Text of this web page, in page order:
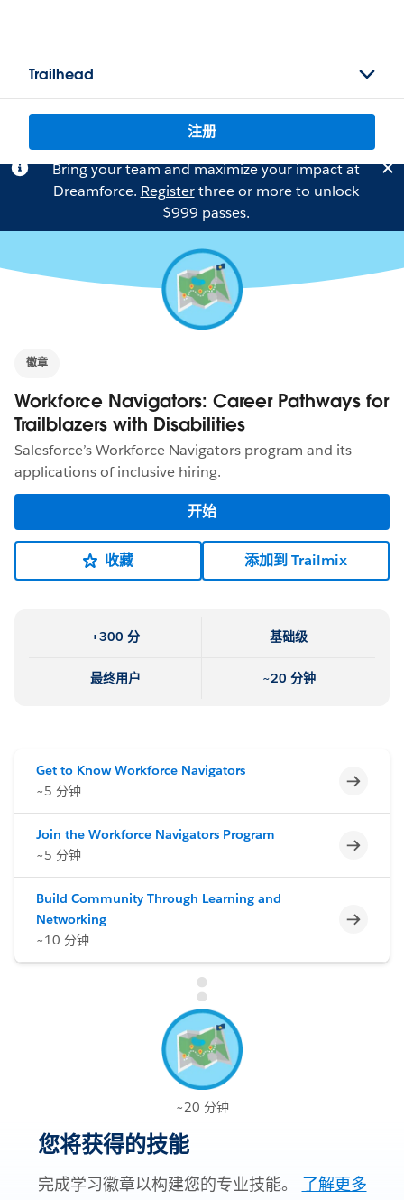
Trailhead
注册
Bring your team and maximize your impact at
Dreamforce. Registerthree or more to unlock
$999 passes.
徽章
Workforce Navigators: Career Pathways for
Trailblazers with Disabilities
Salesforce’s Workforce Navigators program and its
applications of inclusive hiring.
开始
收藏 添加到 Trailmix
+300 分 基础级
最终用户 ~20 分钟
Get to Know Workforce Navigators
~5 分钟
不完整
Join the Workforce Navigators Program
~5 分钟
不完整
Build Community Through Learning and
Networking
~10 分钟
不完整
~20 分钟
您将获得的技能
完成学习徽章以构建您的专业技能。 了解更多